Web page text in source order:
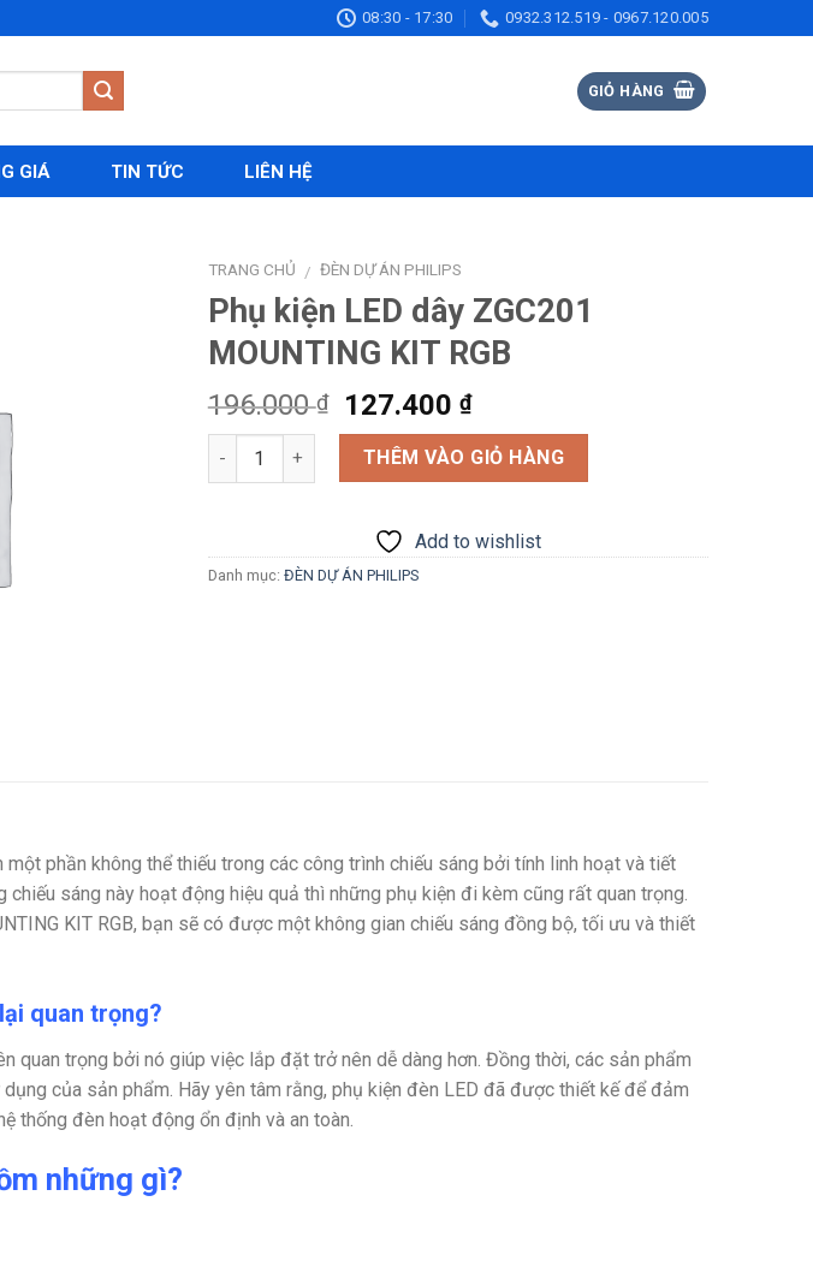
08:30 - 17:30 0932.312.519 - 0967.120.005
GIỎ HÀNG
GIÁ TIN TỨC LIÊN HỆ
TRANG CHỦ / ĐÈN DỰ ÁN PHILIPS
Phụ kiện LED dây ZGC201
MOUNTING KIT RGB
196.000₫
Giá
gốc
là:
196.000 ₫.
127.400 ₫Giá
hiện
tại
là:
Số lượng THÊM VÀO GIỎ HÀNG
Add to wishlist
Danh mục: ĐÈN DỰ ÁN PHILIPS
một phần không thể thiếu trong các công trình chiếu sáng bởi tính linh hoạt và tiết
chiếu sáng này hoạt động hiệu quả thì những phụ kiện đi kèm cũng rất quan trọng.
KIT RGB, bạn sẽ có được một không gian chiếu sáng đồng bộ, tối ưu và thiết
quan trọng?
quan trọng bởi nó giúp việc lắp đặt trở nên dễ dàng hơn. Đồng thời, các sản phẩm
của sản phẩm. Hãy yên tâm rằng, phụ kiện đèn LED đã được thiết kế để đảm
thống đèn hoạt động ổn định và an toàn.
những gì?